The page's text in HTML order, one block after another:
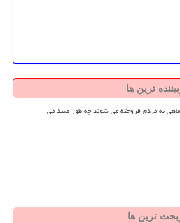
ترین ها
به مردم فروخته می شوند چه طور صید می
ترین ها